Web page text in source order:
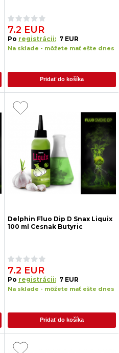
7.2 EUR
Po registrácii: 7 EUR
Na sklade - môžete mať ešte dnes
Pridať do košíka
Delphin Fluo Dip D Snax Liquix
100 ml Cesnak Butyric
7.2 EUR
Po registrácii: 7 EUR
Na sklade - môžete mať ešte dnes
Pridať do košíka